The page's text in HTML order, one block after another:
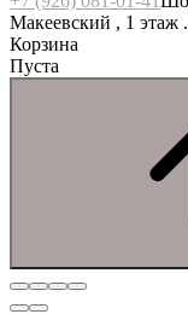
Макеевский , 1 этаж
Корзина
Пуста